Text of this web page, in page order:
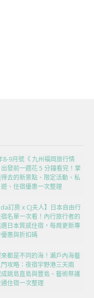
8-9月號《 九州福岡旅行情
發前一週花 5 分鐘看完！掌
去的新景點、限定活動、私
、住宿優惠一次整理
訂房 x CJ夫人】日本自由行
名單一次看！內行旅行者的
日本質感住宿，每周更新專
惠與折扣碼
都是不同的海！瀨戶內海藝
攻略：夜宿宇野港三天兩
跳島直島與豐島、藝術祭護
住宿一次整理